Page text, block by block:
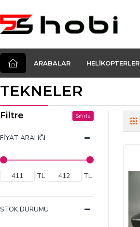
ARABALAR HELIKOPTERLER
TEKNELER
Filtre Sıfırla
FIYAT ARALIĞI
TL TL
STOK DURUMU